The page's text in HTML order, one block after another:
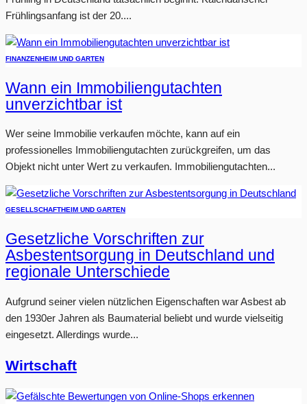
Frühlingsanfang ist der 20....
FINANZENHEIM UND GARTEN
Wann ein Immobiliengutachten
unverzichtbar ist
Wer seine Immobilie verkaufen möchte, kann auf ein
professionelles Immobiliengutachten zurückgreifen, um das
Objekt nicht unter Wert zu verkaufen. Immobiliengutachten...
GESELLSCHAFTHEIM UND GARTEN
Gesetzliche Vorschriften zur
Asbestentsorgung in Deutschland und
regionale Unterschiede
Aufgrund seiner vielen nützlichen Eigenschaften war Asbest ab
den 1930er Jahren als Baumaterial beliebt und wurde vielseitig
eingesetzt. Allerdings wurde...
Wirtschaft